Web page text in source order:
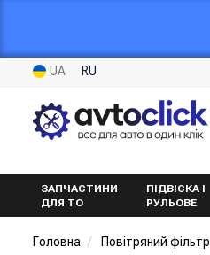
UA RU
ЗАПЧАСТИНИ
ДЛЯ ТО
ПІДВІСКА І
РУЛЬОВЕ
Головна Повітряний фільтр